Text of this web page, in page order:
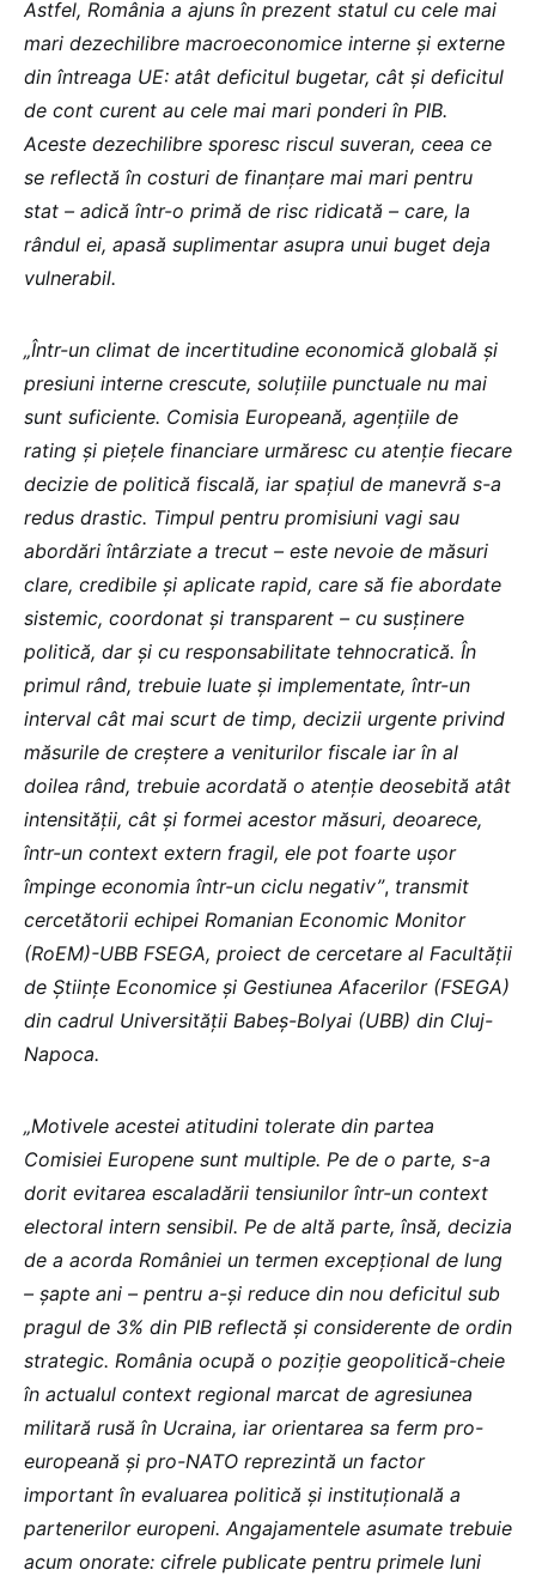
Astfel, România a ajuns în prezent statul cu cele mai
mari dezechilibre macroeconomice interne și externe
din întreaga UE: atât deficitul bugetar, cât și deficitul
de cont curent au cele mai mari ponderi în PIB.
Aceste dezechilibre sporesc riscul suveran, ceea ce
se reflectă în costuri de finanțare mai mari pentru
stat – adică într-o primă de risc ridicată – care, la
rândul ei, apasă suplimentar asupra unui buget deja
vulnerabil.
„Într-un climat de incertitudine economică globală și
presiuni interne crescute, soluțiile punctuale nu mai
sunt suficiente. Comisia Europeană, agențiile de
rating și piețele financiare urmăresc cu atenție fiecare
decizie de politică fiscală, iar spațiul de manevră s-a
redus drastic. Timpul pentru promisiuni vagi sau
abordări întârziate a trecut – este nevoie de măsuri
clare, credibile și aplicate rapid, care să fie abordate
sistemic, coordonat și transparent – cu susținere
politică, dar și cu responsabilitate tehnocratică. În
primul rând, trebuie luate și implementate, într-un
interval cât mai scurt de timp, decizii urgente privind
măsurile de creștere a veniturilor fiscale iar în al
doilea rând, trebuie acordată o atenție deosebită atât
intensității, cât și formei acestor măsuri, deoarece,
într-un context extern fragil, ele pot foarte ușor
împinge economia într-un ciclu negativ”, transmit
cercetătorii echipei Romanian Economic Monitor
(RoEM)-UBB FSEGA, proiect de cercetare al Facultății
de Științe Economice și Gestiunea Afacerilor (FSEGA)
din cadrul Universității Babeș-Bolyai (UBB) din Cluj-
Napoca.
„Motivele acestei atitudini tolerate din partea
Comisiei Europene sunt multiple. Pe de o parte, s-a
dorit evitarea escaladării tensiunilor într-un context
electoral intern sensibil. Pe de altă parte, însă, decizia
de a acorda României un termen excepțional de lung
– șapte ani – pentru a-și reduce din nou deficitul sub
pragul de 3% din PIB reflectă și considerente de ordin
strategic. România ocupă o poziție geopolitică-cheie
în actualul context regional marcat de agresiunea
militară rusă în Ucraina, iar orientarea sa ferm pro-
europeană și pro-NATO reprezintă un factor
important în evaluarea politică și instituțională a
partenerilor europeni. Angajamentele asumate trebuie
acum onorate: cifrele publicate pentru primele luni